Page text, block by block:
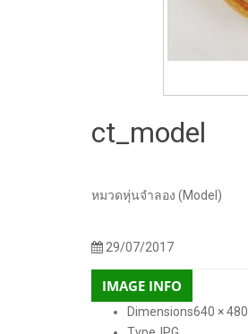
ct_model
หมวดหุ่นจำลอง (Model)
29/07/2017
IMAGE INFO
Dimensions640 × 480